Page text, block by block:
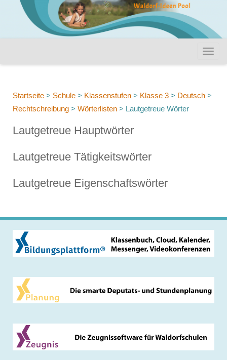
Startseite > Schule > Klassenstufen > Klasse 3 > Deutsch >
Rechtschreibung > Wörterlisten > Lautgetreue Wörter
Lautgetreue Hauptwörter
Lautgetreue Tätigkeitswörter
Lautgetreue Eigenschaftswörter